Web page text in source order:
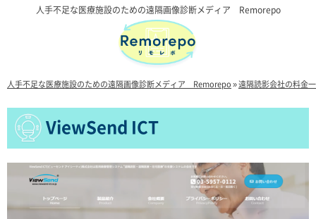
人手不足な医療施設のための遠隔画像診断メディア Remorepo
人手不足な医療施設のための遠隔画像診断メディア Remorepo»遠隔読影会社の料金
ViewSend ICT